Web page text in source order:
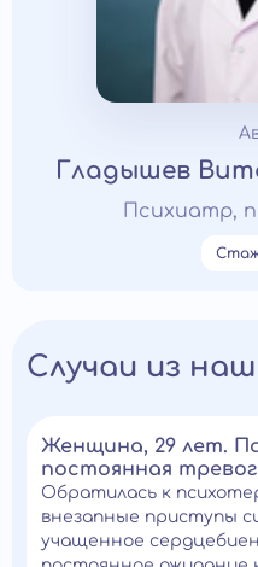
Гладышев
Психиатр,
Случаи из
Женщина, 29 лет.
постоянная
Обратилась к
внезапные приступы
учащенное